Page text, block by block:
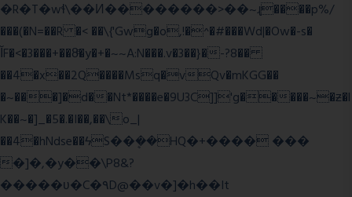
�R�T�wɬ\� �И��������>��~ɻ����p%/
���(�N=��R �< ��\{'Gwg�o,!�^�#���Wd|�Ow�-s�
ĬF�<�3���+��8ͣ�y�+�~~A:N���.v�3��}�-?8��
��4�x��2Q����Msq�vQv�mKGG��
�~���]�d��Nt*����e�9U3C]]'g�����~�ƶ�l
K��~�]_�5�.�I��,��\o_|
��4�hNdse��ϟS��ܷ��HQ�+���� ���
�]�,�y��\P8&?
�����ʋ�C�۹D@��v�]�h��It